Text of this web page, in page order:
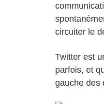
circuiter le
Twitter est
parfois, et
gauche des